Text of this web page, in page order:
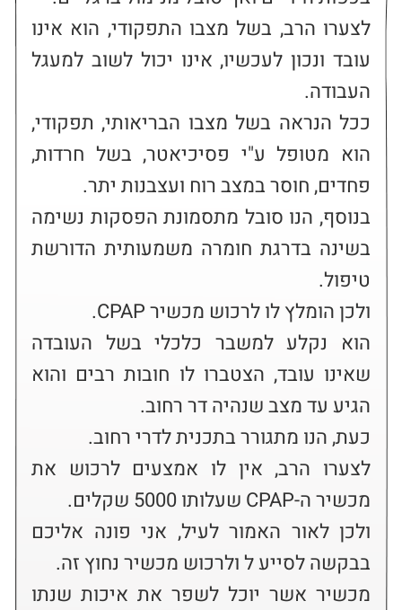
לצערו הרב, בשל מצבו התפקודי, הוא אינו
עובד ונכון לעכשיו, אינו יכול לשוב למעגל
ככל הנראה בשל מצבו הבריאותי, תפקודי,
הוא מטופל ע"י פסיכיאטר, בשל חרדות,
בנוסף, הנו סובל מתסמונת הפסקות נשימה
בשינה בדרגת חומרה משמעותית הדורשת
הוא נקלע למשבר כלכלי בשל העובדה
שאינו עובד, הצטברו לו חובות רבים והוא
לצערו הרב, אין לו אמצעים לרכוש את
ולכן לאור האמור לעיל, אני פונה אליכם
מכשיר אשר יוכל לשפר את איכות שנתו